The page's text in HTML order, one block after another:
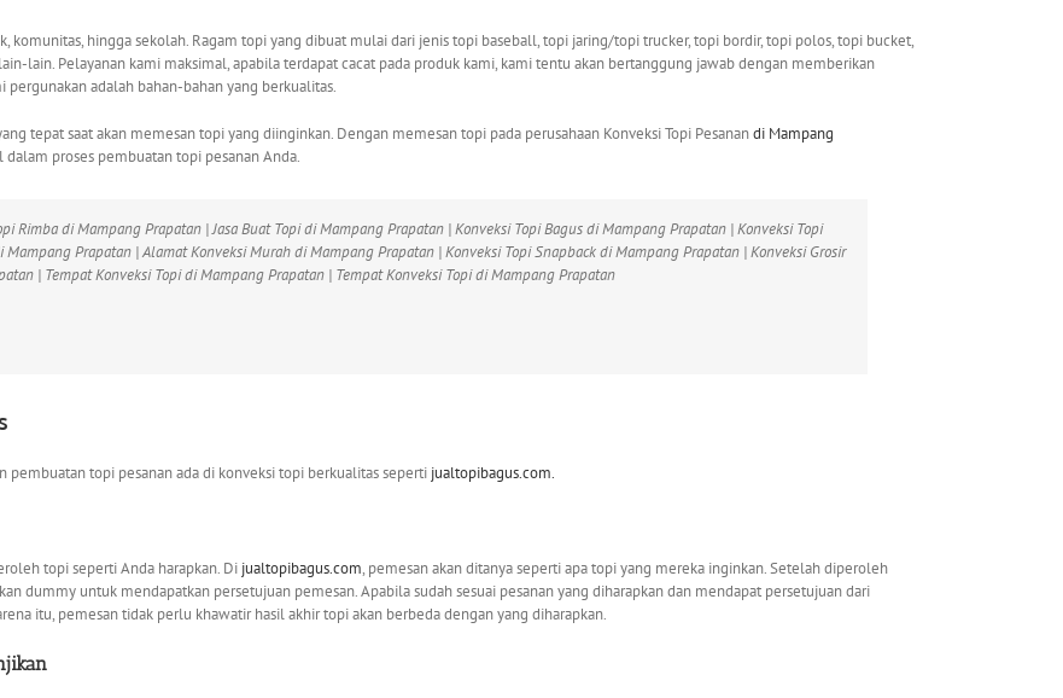
komunitas, hingga sekolah. Ragam topi yang dibuat mulai dari jenis topi baseball, topi jaring/topi trucker, topi bordir, topi polos, topi bucket,
lain. Pelayanan kami maksimal, apabila terdapat cacat pada produk kami, kami tentu akan bertanggung jawab dengan memberikan
adalah bahan-bahan yang berkualitas.
tepat saat akan memesan topi yang diinginkan. Dengan memesan topi pada perusahaan Konveksi Topi Pesanandi Mampang
proses pembuatan topi pesanan Anda.
Rimba di Mampang Prapatan | Jasa Buat Topi di Mampang Prapatan | Konveksi Topi Bagus di Mampang Prapatan | Konveksi Topi
Prapatan | Alamat Konveksi Murah di Mampang Prapatan | Konveksi Topi Snapback di Mampang Prapatan | Konveksi Grosir
| Tempat Konveksi Topi di Mampang Prapatan | Tempat Konveksi Topi di Mampang Prapatan
pembuatan topi pesanan ada di konveksi topi berkualitas seperti jualtopibagus.com.
topi seperti Anda harapkan. Di jualtopibagus.com, pemesan akan ditanya seperti apa topi yang mereka inginkan. Setelah diperoleh
dummy untuk mendapatkan persetujuan pemesan. Apabila sudah sesuai pesanan yang diharapkan dan mendapat persetujuan dari
itu, pemesan tidak perlu khawatir hasil akhir topi akan berbeda dengan yang diharapkan.